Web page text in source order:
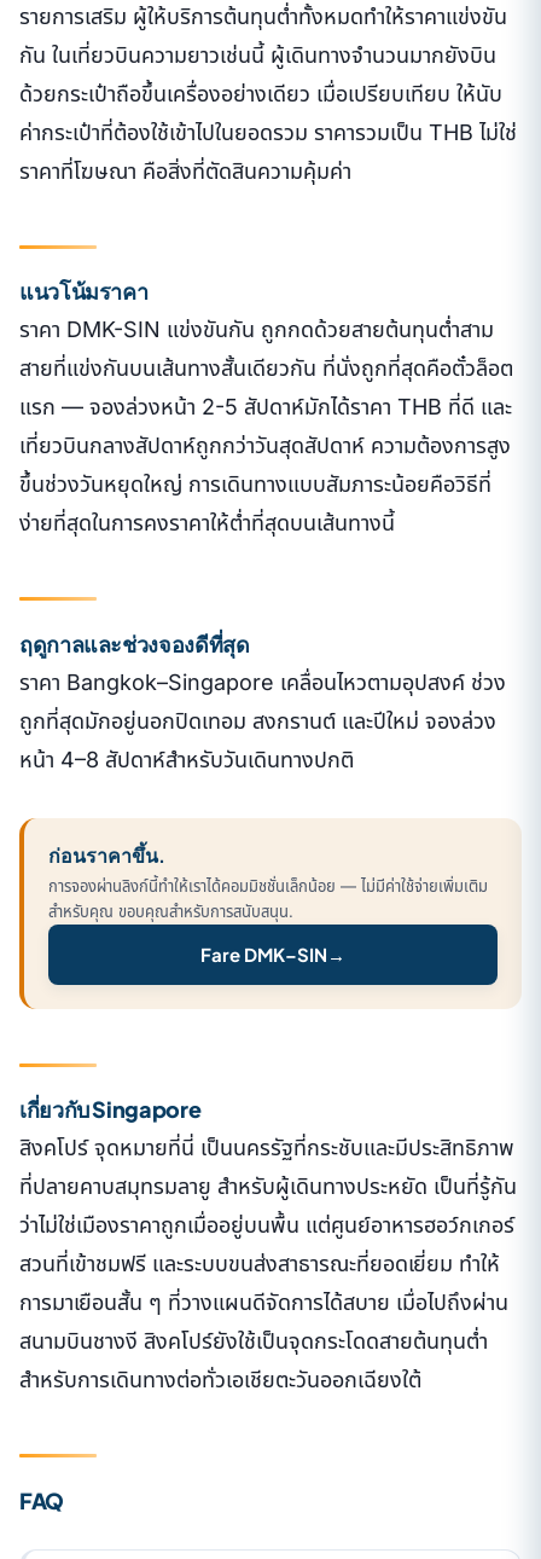
รายการเสริม ผู้ให้บริการต้นทุนต่ำทั้งหมดทำให้ราคาแข่งขัน
กัน ในเที่ยวบินความยาวเช่นนี้ ผู้เดินทางจำนวนมากยังบิน
ด้วยกระเป๋าถือขึ้นเครื่องอย่างเดียว เมื่อเปรียบเทียบ ให้นับ
ค่ากระเป๋าที่ต้องใช้เข้าไปในยอดรวม ราคารวมเป็น THB ไม่ใช่
ราคาที่โฆษณา คือสิ่งที่ตัดสินความคุ้มค่า
แนวโน้มราคา
ราคา DMK-SIN แข่งขันกัน ถูกกดด้วยสายต้นทุนต่ำสาม
สายที่แข่งกันบนเส้นทางสั้นเดียวกัน ที่นั่งถูกที่สุดคือตั๋วล็อต
แรก — จองล่วงหน้า 2-5 สัปดาห์มักได้ราคา THB ที่ดี และ
เที่ยวบินกลางสัปดาห์ถูกกว่าวันสุดสัปดาห์ ความต้องการสูง
ขึ้นช่วงวันหยุดใหญ่ การเดินทางแบบสัมภาระน้อยคือวิธีที่
ง่ายที่สุดในการคงราคาให้ต่ำที่สุดบนเส้นทางนี้
ฤดูกาลและช่วงจองดีที่สุด
ราคา Bangkok–Singapore เคลื่อนไหวตามอุปสงค์ ช่วง
ถูกที่สุดมักอยู่นอกปิดเทอม สงกรานต์ และปีใหม่ จองล่วง
หน้า 4–8 สัปดาห์สำหรับวันเดินทางปกติ
ก่อนราคาขึ้น.
การจองผ่านลิงก์นี้ทำให้เราได้คอมมิชชั่นเล็กน้อย — ไม่มีค่าใช้จ่ายเพิ่มเติม
สำหรับคุณ ขอบคุณสำหรับการสนับสนุน.
Fare DMK–SIN →
เกี่ยวกับ Singapore
สิงคโปร์ จุดหมายที่นี่ เป็นนครรัฐที่กระชับและมีประสิทธิภาพ
ที่ปลายคาบสมุทรมลายู สำหรับผู้เดินทางประหยัด เป็นที่รู้กัน
ว่าไม่ใช่เมืองราคาถูกเมื่ออยู่บนพื้น แต่ศูนย์อาหารฮอว์กเกอร์
สวนที่เข้าชมฟรี และระบบขนส่งสาธารณะที่ยอดเยี่ยม ทำให้
การมาเยือนสั้น ๆ ที่วางแผนดีจัดการได้สบาย เมื่อไปถึงผ่าน
สนามบินชางงี สิงคโปร์ยังใช้เป็นจุดกระโดดสายต้นทุนต่ำ
สำหรับการเดินทางต่อทั่วเอเชียตะวันออกเฉียงใต้
FAQ